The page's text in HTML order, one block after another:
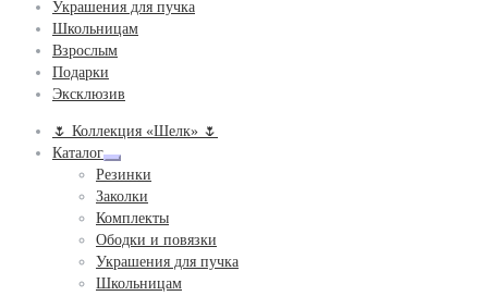
Украшения для пучка
Школьницам
Взрослым
Подарки
Эксклюзив
🌷 Коллекция «Шелк» 🌷
Каталог
Развернутое
вложенное
меню
Резинки
Заколки
Комплекты
Ободки и повязки
Украшения для пучка
Школьницам